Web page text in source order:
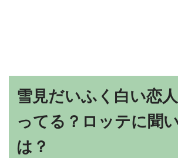
雪見だいふく白い恋
ってる？ロッテに聞
は？